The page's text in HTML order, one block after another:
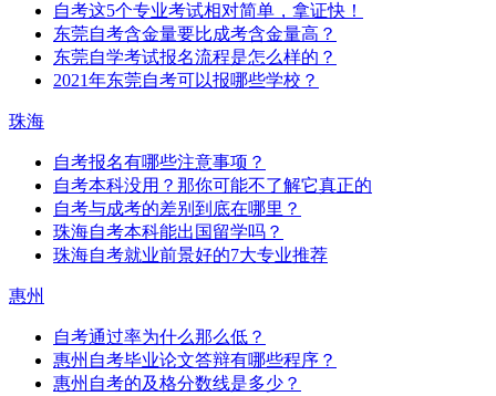
自考这5个专业考试相对简单，拿证快！
东莞自考含金量要比成考含金量高？
东莞自学考试报名流程是怎么样的？
2021年东莞自考可以报哪些学校？
珠海
自考报名有哪些注意事项？
自考本科没用？那你可能不了解它真正的
自考与成考的差别到底在哪里？
珠海自考本科能出国留学吗？
珠海自考就业前景好的7大专业推荐
惠州
自考通过率为什么那么低？
惠州自考毕业论文答辩有哪些程序？
惠州自考的及格分数线是多少？